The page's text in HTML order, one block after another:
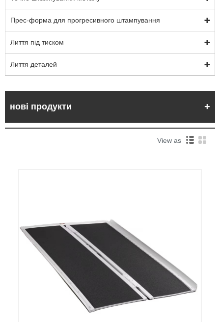
Прес-форма для прогресивного штампування
Лиття під тиском
Лиття деталей
нові продукти
View as